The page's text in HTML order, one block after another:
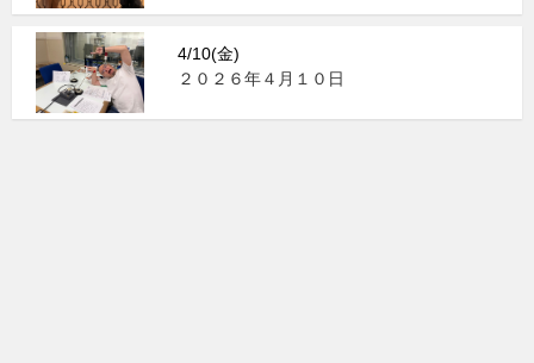
4/10(金)
２０２６年４月１０日